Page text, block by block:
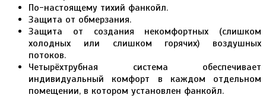
По-настоящему тихий фанкойл.
Защита от обмерзания.
Защита от создания некомфортных (слишком
холодных или слишком горячих) воздушных
потоков.
Четырёхтрубная система обеспечивает
индивидуальный комфорт в каждом отдельном
помещении, в котором установлен фанкойл.